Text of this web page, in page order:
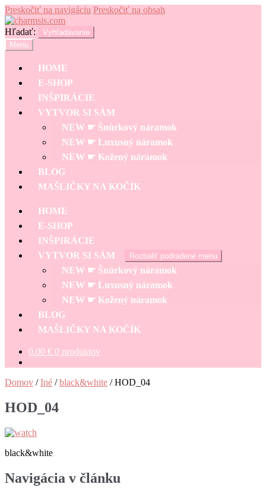
Preskočiť na navigáciu Preskočiť na obsah
Hľadať:
Vyhľadávanie
Menu
HOME
E-SHOP
INŠPIRÁCIE
VYTVOR SI SÁM
NEW ☛ Šnúrkový náramok
NEW ☛ Luxusný náramok
NEW ☛ Kožený náramok
BLOG
MAŠLIČKY NA KOČÍK
HOME
E-SHOP
INŠPIRÁCIE
VYTVOR SI SÁM
Rozbaliť podradené menu
NEW ☛ Šnúrkový náramok
NEW ☛ Luxusný náramok
NEW ☛ Kožený náramok
BLOG
MAŠLIČKY NA KOČÍK
0.00 € 0 produktov
Domov /Iné /black&white /HOD_04
HOD_04
black&white
Navigácia v článku